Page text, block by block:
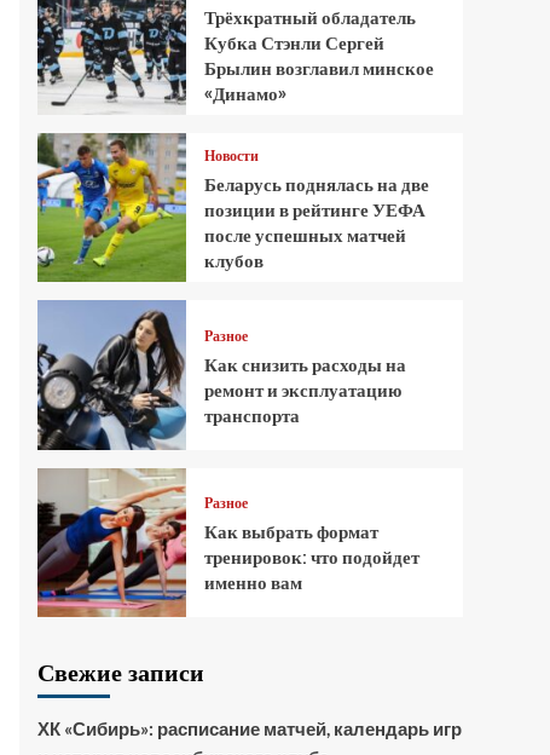
Трёхкратный обладатель
Кубка Стэнли Сергей
Брылин возглавил минское
«Динамо»
Новости
Беларусь поднялась на две
позиции в рейтинге УЕФА
после успешных матчей
клубов
Разное
Как снизить расходы на
ремонт и эксплуатацию
транспорта
Разное
Как выбрать формат
тренировок: что подойдет
именно вам
Свежие записи
ХК «Сибирь»: расписание матчей, календарь игр